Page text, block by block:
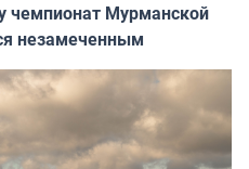
чемпионат Мурманской
незамеченным